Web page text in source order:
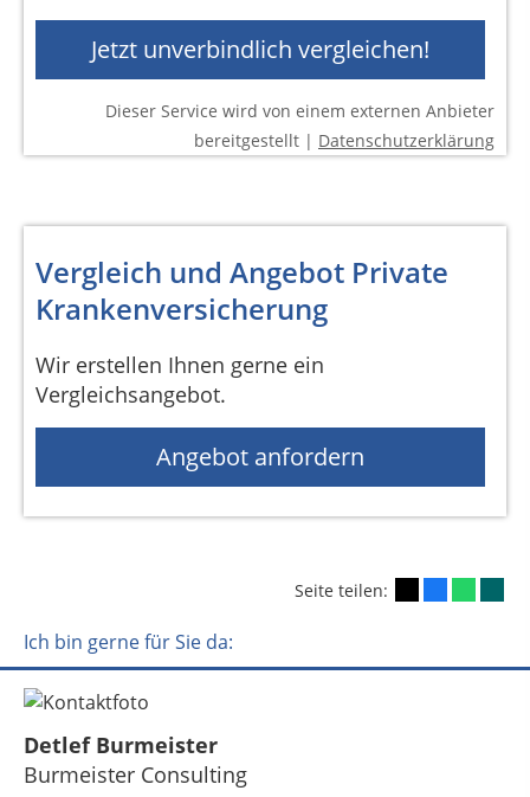
Jetzt unverbindlich vergleichen!
Dieser Service wird von einem externen Anbieter
bereitgestellt | Datenschutzerklärung
Vergleich und Angebot Private
Krankenversicherung
Wir erstellen Ihnen gerne ein
Vergleichsangebot.
Angebot anfordern
Seite teilen:
Ich bin gerne für Sie da:
Detlef Burmeister
Burmeister Consulting